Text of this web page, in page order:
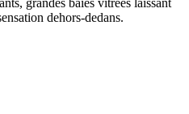
dehors-dedans.